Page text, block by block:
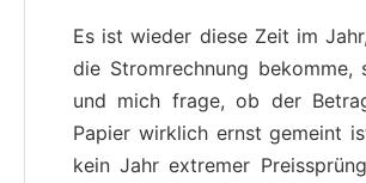
Es ist wieder diese Zeit im
die Stromrechnung bekomme,
und mich frage, ob der
Papier wirklich ernst gemeint
kein Jahr extremer